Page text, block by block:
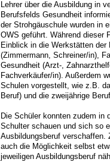
Lehrer über die Ausbildung in
Berufsfelds Gesundheit
der Strohgäuschule wurden in
OWS geführt. Während dieser
Einblick in die Werkstätten
(Zimmermann, Schreiner/in),
Gesundheit (Arzt-,
Fachverkäufer/in). Außerdem
Schulen vorgestellt, wie z.B.
Beruf) und die zweijährige
Die Schüler konnten zudem in
Schulter schauen und sich so
Ausbildungsberuf verschaffen.
auch die Möglichkeit selbst
jeweiligen Ausbildungsberuf